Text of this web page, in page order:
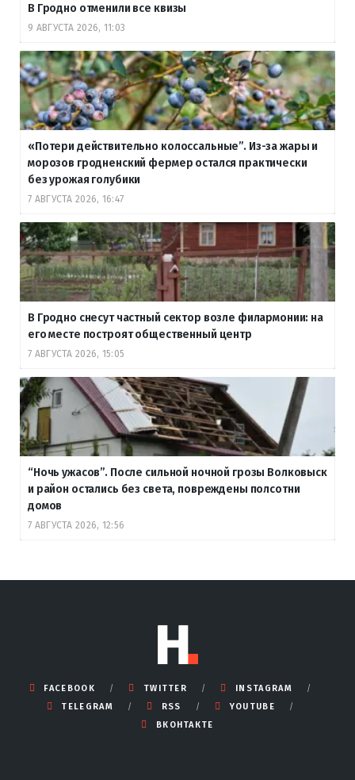
В Гродно отменили все квизы
9 АВГУСТА 2026, 11:03
«Потери действительно колоссальные”. Из-за жары и
морозов гродненский фермер остался практически
без урожая голубики
7 АВГУСТА 2026, 16:47
В Гродно снесут частный сектор возле филармонии: на
его месте построят общественный центр
7 АВГУСТА 2026, 15:05
“Ночь ужасов”. После сильной ночной грозы Волковыск
и район остались без света, повреждены полсотни
домов
7 АВГУСТА 2026, 12:56
FACEBOOK TWITTER
INSTAGRAM
TELEGRAM
RSS
YOUTUBE
ВКОНТАКТЕ